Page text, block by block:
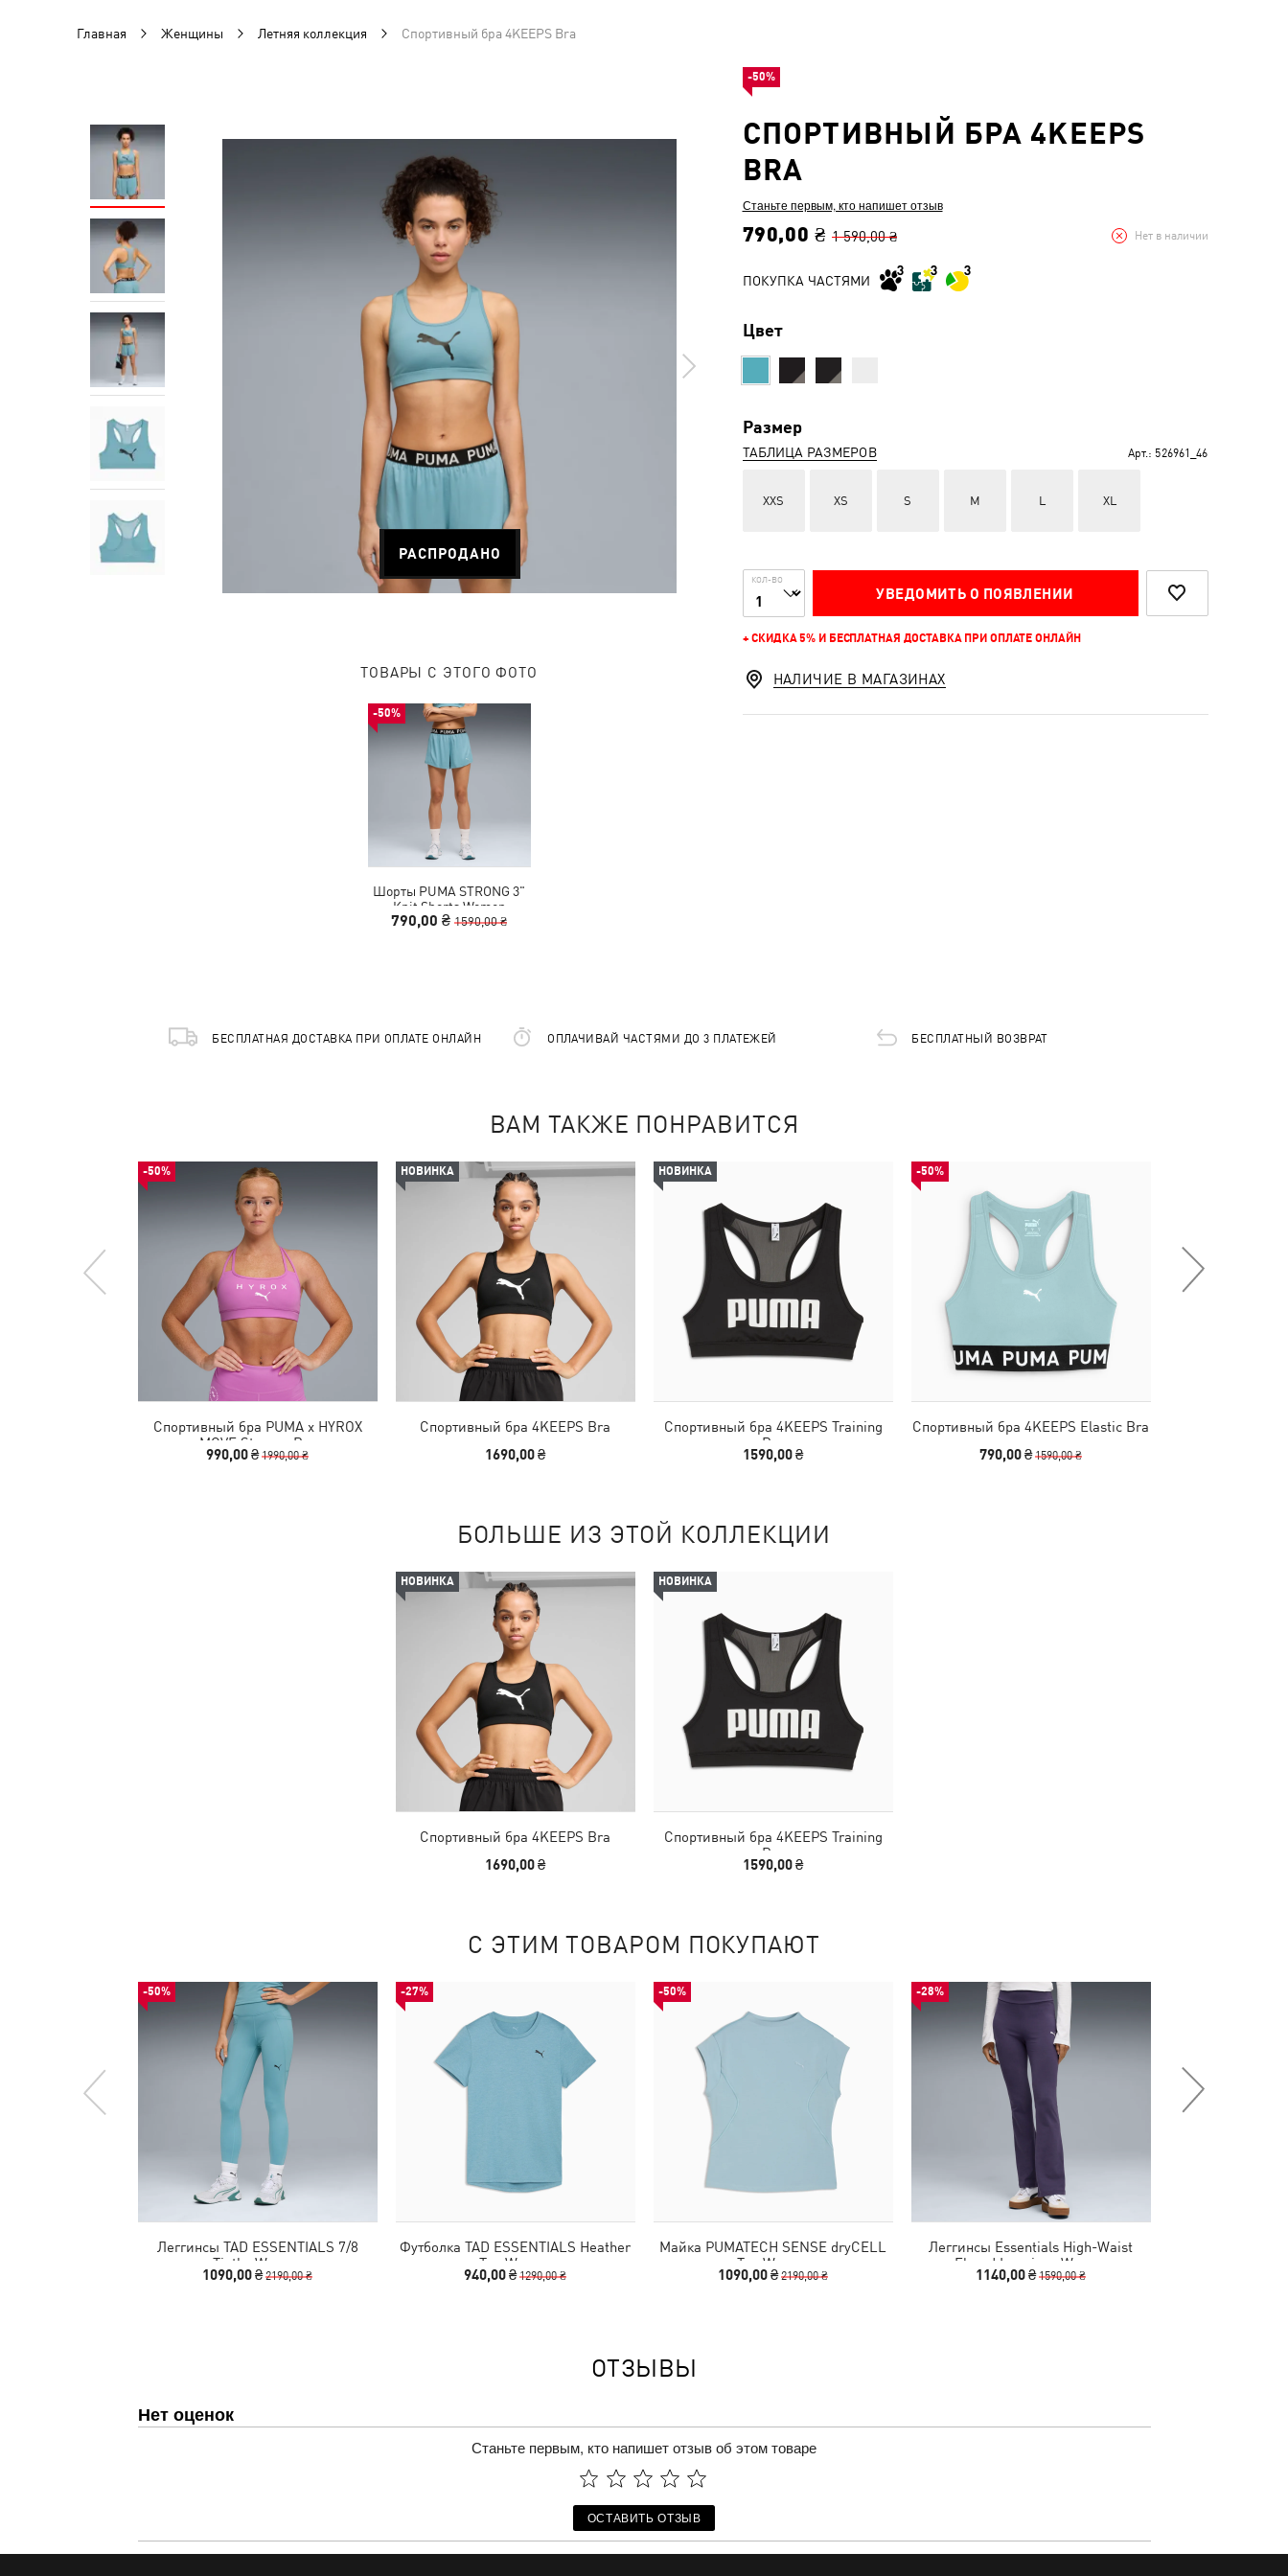
Главная Женщины Летняя коллекция Спортивный бра 4KEEPS Bra
РАСПРОДАНО
ТОВАРЫ С ЭТОГО ФОТО
-50%
Шорты PUMA STRONG 3"
Knit Shorts Women
790,00 ₴ 1590,00 ₴
СПОРТИВНЫЙ БРА 4KEEPS
BRA
Станьте первым, кто напишет отзыв
790,00 ₴ 1 590,00 ₴ Нет в наличии
ПОКУПКА ЧАСТЯМИ
Цвет
Размер
ТАБЛИЦА РАЗМЕРОВ Арт.: 526961_46
XXS XS S M L XL
КОЛ-ВО
УВЕДОМИТЬ О ПОЯВЛЕНИИ
+ СКИДКА 5% И БЕСПЛАТНАЯ ДОСТАВКА ПРИ ОПЛАТЕ ОНЛАЙН
-50%
НАЛИЧИЕ В МАГАЗИНАХ
БЕСПЛАТНАЯ ДОСТАВКА ПРИ ОПЛАТЕ ОНЛАЙН ОПЛАЧИВАЙ ЧАСТЯМИ ДО 3 ПЛАТЕЖЕЙ БЕСПЛАТНЫЙ ВОЗВРАТ
ВАМ ТАКЖЕ ПОНРАВИТСЯ
-50%
Спортивный бра PUMA x HYROX
MOVE Strappy Bra
990,00 ₴1990,00 ₴
НОВИНКА
Спортивный бра 4KEEPS Bra
1690,00 ₴
НОВИНКА
Спортивный бра 4KEEPS Training
Bra
1590,00 ₴
-50%
Спортивный бра 4KEEPS Elastic Bra
790,00 ₴1590,00 ₴
БОЛЬШЕ ИЗ ЭТОЙ КОЛЛЕКЦИИ
НОВИНКА
Спортивный бра 4KEEPS Bra
1690,00 ₴
НОВИНКА
Спортивный бра 4KEEPS Training
Bra
1590,00 ₴
С ЭТИМ ТОВАРОМ ПОКУПАЮТ
-50%
Леггинсы TAD ESSENTIALS 7/8
Tigths Women
1090,00 ₴2190,00 ₴
-27%
Футболка TAD ESSENTIALS Heather
Tee Women
940,00 ₴1290,00 ₴
-50%
Майка PUMATECH SENSE dryCELL
Tee Women
1090,00 ₴2190,00 ₴
-28%
Леггинсы Essentials High-Waist
Flared Leggings Women
1140,00 ₴1590,00 ₴
ОТЗЫВЫ
Нет оценок
Станьте первым, кто напишет отзыв об этом товаре
ОСТАВИТЬ ОТЗЫВ